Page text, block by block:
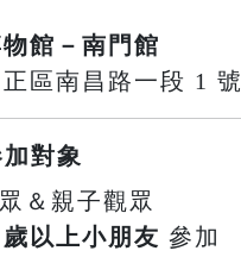
館－南門館
正區南昌路一段 1 號
加對象
＆親子觀眾
以上小朋友 參加